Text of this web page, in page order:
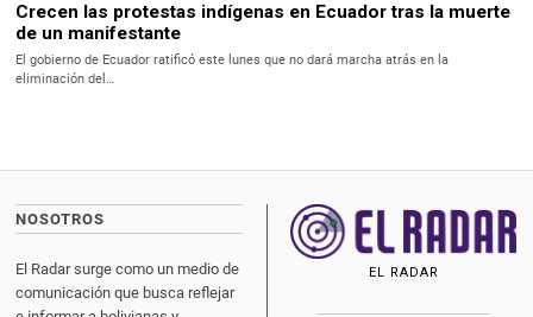
Crecen las protestas indígenas en Ecuador tras la muerte
de un manifestante
El gobierno de Ecuador ratificó este lunes que no dará marcha atrás en la
eliminación del…
NOSOTROS
El Radar surge como un medio de
comunicación que busca reflejar
EL RADAR